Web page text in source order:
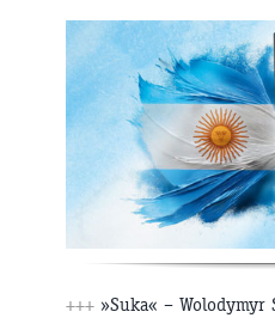
+++ »Suka« – Wolodymyr